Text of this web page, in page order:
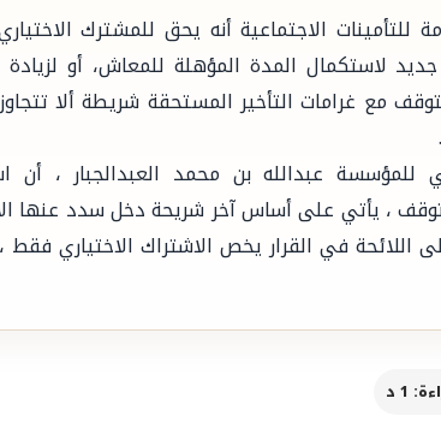
للتأمينات الاجتماعية أنه يحق للمشترك
لاستكمال المدة المؤهلة للمعاش، أو
مع غرامات التأخير المستحقة شريطة ألا
للمؤسسة عبدالله بن محمد العبدالجبار ، أن
، يأتي على أساس آخر شريحة دخل سدد عنها
اللائحة في القرار يخص الاشتراك الاختياري
1 د